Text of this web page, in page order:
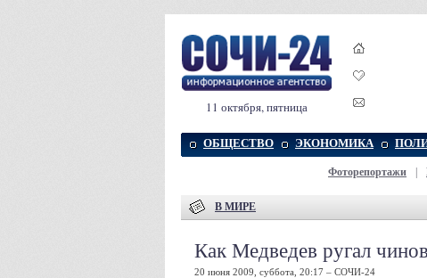
11 октября, пятница
ОБЩЕСТВО ЭКОНОМИКА
Фоторепортажи
В МИРЕ
Как Медведев ругал
20 июня 2009, суббота, 20:17 – СОЧИ-24